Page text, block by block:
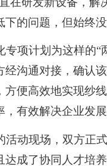
下的问题，但始终
专项计划为这样的“
经沟通对接，确认
方便高效地实现纱
，有效解决企业发展
活动现场，双方正
达成了协同人才培